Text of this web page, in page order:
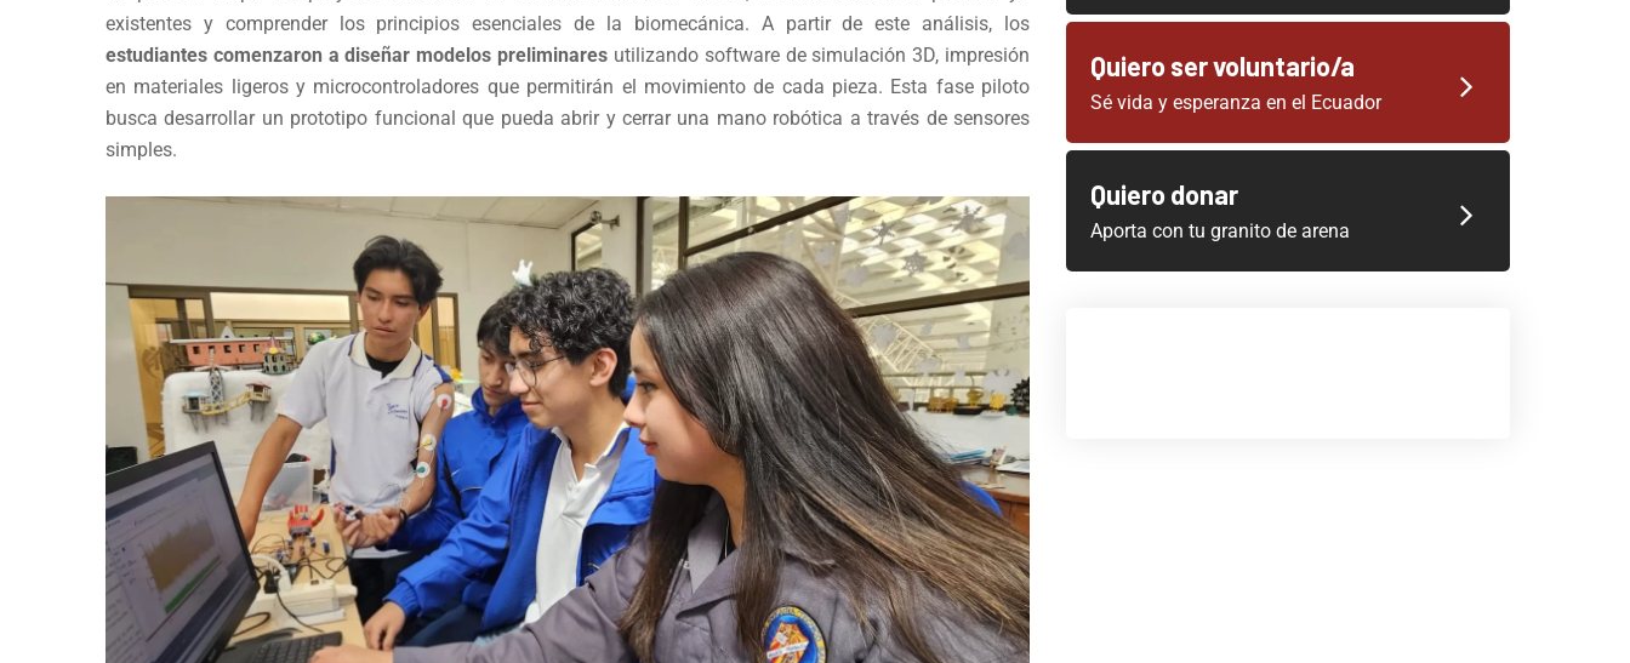
existentes y comprender los principios esenciales de la biomecánica. A partir de este análisis, los
estudiantes comenzaron a diseñar modelos preliminares utilizando software de simulación 3D, impresión
en materiales ligeros y microcontroladores que permitirán el movimiento de cada pieza. Esta fase piloto
busca desarrollar un prototipo funcional que pueda abrir y cerrar una mano robótica a través de sensores
simples.
Quiero ser voluntario/a
Sé vida y esperanza en el Ecuador
Quiero donar
Aporta con tu granito de arena